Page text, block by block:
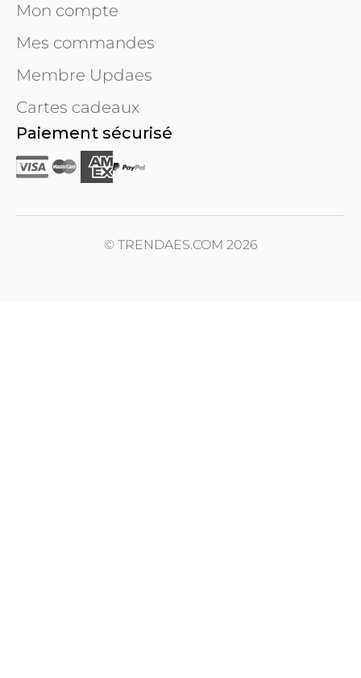
Mon compte
Mes commandes
Membre Updaes
Cartes cadeaux
Paiement sécurisé
© TRENDAES.COM 2026